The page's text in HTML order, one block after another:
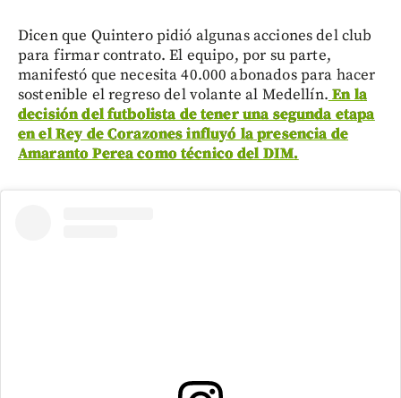
Dicen que Quintero pidió algunas acciones del club
para firmar contrato. El equipo, por su parte,
manifestó que necesita 40.000 abonados para hacer
sostenible el regreso del volante al Medellín. En la
decisión del futbolista de tener una segunda etapa
en el Rey de Corazones influyó la presencia de
Amaranto Perea como técnico del DIM.